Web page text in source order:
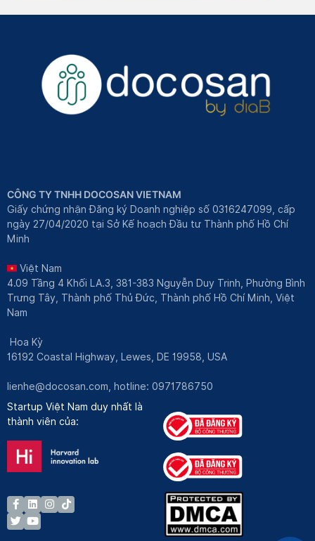
CÔNG TY TNHH DOCOSAN VIETNAM
Giấy chứng nhận Đăng ký Doanh nghiệp số 0316247099, cấp
ngày 27/04/2020 tại Sở Kế hoạch Đầu tư Thành phố Hồ Chí
Minh
Việt Nam
4.09 Tầng 4 Khối LA.3, 381-383 Nguyễn Duy Trinh, Phường Bình
Trưng Tây, Thành phố Thủ Đức, Thành phố Hồ Chí Minh, Việt
Nam
Hoa Kỳ
16192 Coastal Highway, Lewes, DE 19958, USA
lienhe@docosan.com , hotline: 0971786750
Startup Việt Nam duy nhất là
thành viên của: